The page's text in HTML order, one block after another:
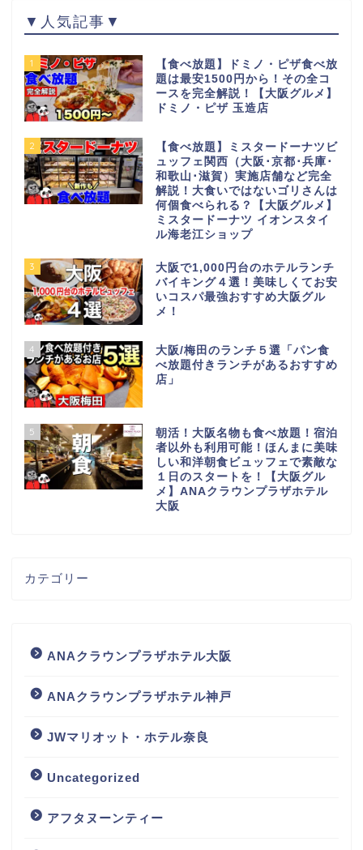
▼人気記事▼
1
【食べ放題】ドミノ・ピザ食べ放
題は最安1500円から！その全コ
ースを完全解説！【大阪グルメ】
ドミノ・ピザ 玉造店
2
【食べ放題】ミスタードーナツビ
ュッフェ関西（大阪･京都･兵庫･
和歌山･滋賀）実施店舗など完全
解説！大食いではないゴリさんは
何個食べられる？【大阪グルメ】
ミスタードーナツ イオンスタイ
ル海老江ショップ
3
大阪で1,000円台のホテルランチ
バイキング４選！美味しくてお安
いコスパ最強おすすめ大阪グル
メ！
4
大阪/梅田のランチ５選「パン食
べ放題付きランチがあるおすすめ
店」
5
朝活！大阪名物も食べ放題！宿泊
者以外も利用可能！ほんまに美味
しい和洋朝食ビュッフェで素敵な
１日のスタートを！【大阪グル
メ】ANAクラウンプラザホテル
大阪
カテゴリー
ANAクラウンプラザホテル大阪
ANAクラウンプラザホテル神戸
JWマリオット・ホテル奈良
Uncategorized
アフタヌーンティー